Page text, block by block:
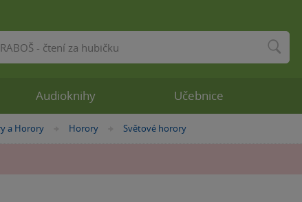
a Horory »Horory »
Světové horory
Audioknihy Učebnice